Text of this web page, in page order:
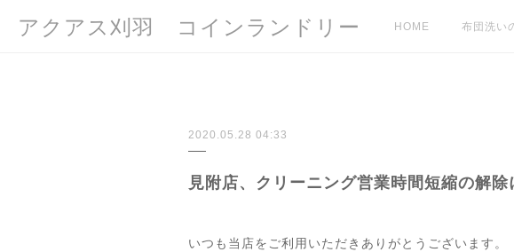
アクアス刈羽 コインランドリー HOME 布団洗い
2020.05.28 04:33
見附店、クリーニング営業時間短縮の解除
いつも当店をご利用いただきありがとうございます。